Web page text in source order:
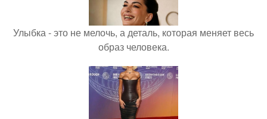
Улыбка - это не мелочь, а деталь, которая меняет весь
образ человека.